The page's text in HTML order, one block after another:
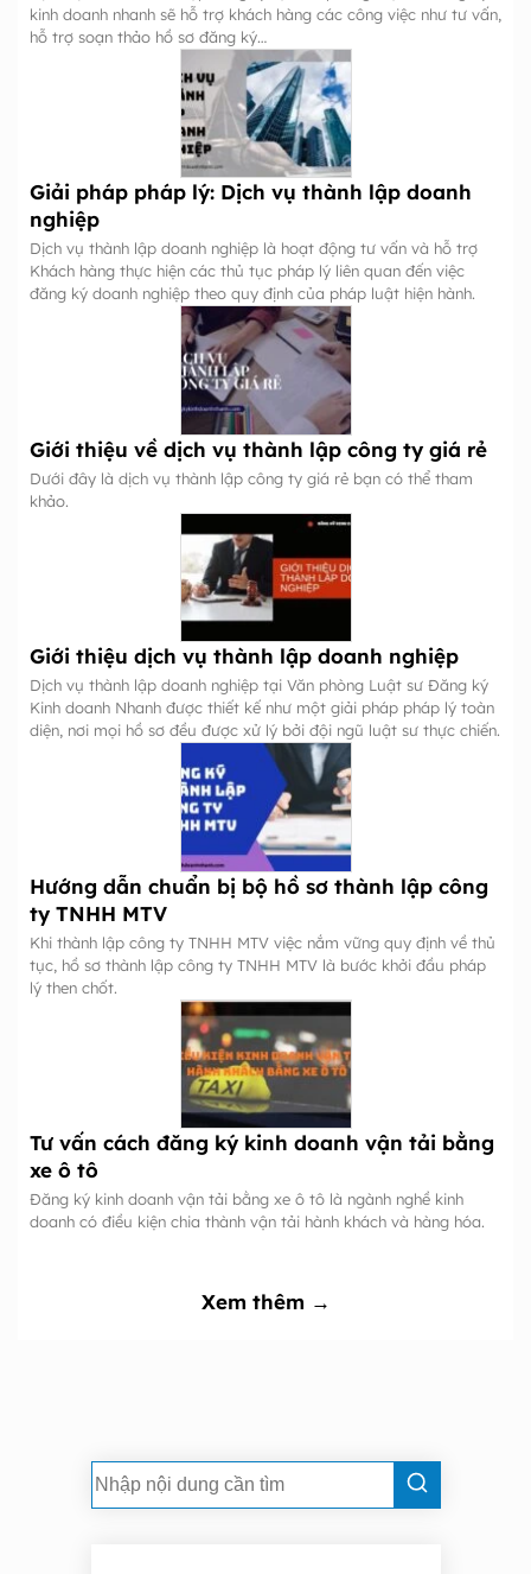
kinh doanh nhanh sẽ hỗ trợ khách hàng các công việc như tư vấn,
hỗ trợ soạn thảo hồ sơ đăng ký…
Giải pháp pháp lý: Dịch vụ thành lập doanh
nghiệp
Dịch vụ thành lập doanh nghiệp là hoạt động tư vấn và hỗ trợ
Khách hàng thực hiện các thủ tục pháp lý liên quan đến việc
đăng ký doanh nghiệp theo quy định của pháp luật hiện hành.
Giới thiệu về dịch vụ thành lập công ty giá rẻ
Dưới đây là dịch vụ thành lập công ty giá rẻ bạn có thể tham
khảo.
Giới thiệu dịch vụ thành lập doanh nghiệp
Dịch vụ thành lập doanh nghiệp tại Văn phòng Luật sư Đăng ký
Kinh doanh Nhanh được thiết kế như một giải pháp pháp lý toàn
diện, nơi mọi hồ sơ đều được xử lý bởi đội ngũ luật sư thực chiến.
Hướng dẫn chuẩn bị bộ hồ sơ thành lập công
ty TNHH MTV
Khi thành lập công ty TNHH MTV việc nắm vững quy định về thủ
tục, hồ sơ thành lập công ty TNHH MTV là bước khởi đầu pháp
lý then chốt.
Tư vấn cách đăng ký kinh doanh vận tải bằng
xe ô tô
Đăng ký kinh doanh vận tải bằng xe ô tô là ngành nghề kinh
doanh có điều kiện chia thành vận tải hành khách và hàng hóa.
Xem thêm →